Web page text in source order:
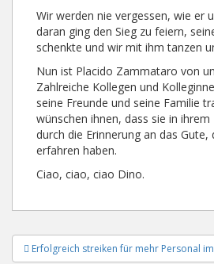
Wir werden nie vergessen, wie er
daran ging den Sieg zu feiern,
schenkte und wir mit ihm tanzen
Nun ist Placido Zammataro von
Zahlreiche Kollegen und
seine Freunde und seine Familie
wünschen ihnen, dass sie in
durch die Erinnerung an das Gute,
erfahren haben.
Ciao, ciao, ciao Dino.
Erfolgreich streiken für mehr Personal